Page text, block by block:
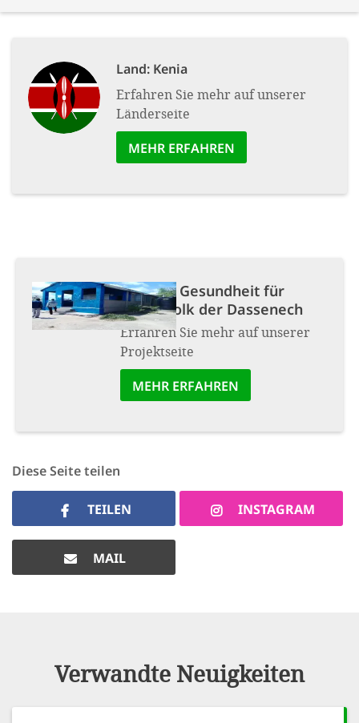
Land: Kenia
Erfahren Sie mehr auf unserer
Länderseite
MEHR ERFAHREN
Projekt: Gesundheit für
Hirtenvolk der Dassenech
Erfahren Sie mehr auf unserer
Projektseite
MEHR ERFAHREN
Diese Seite teilen
TEILEN INSTAGRAM
MAIL
Verwandte Neuigkeiten